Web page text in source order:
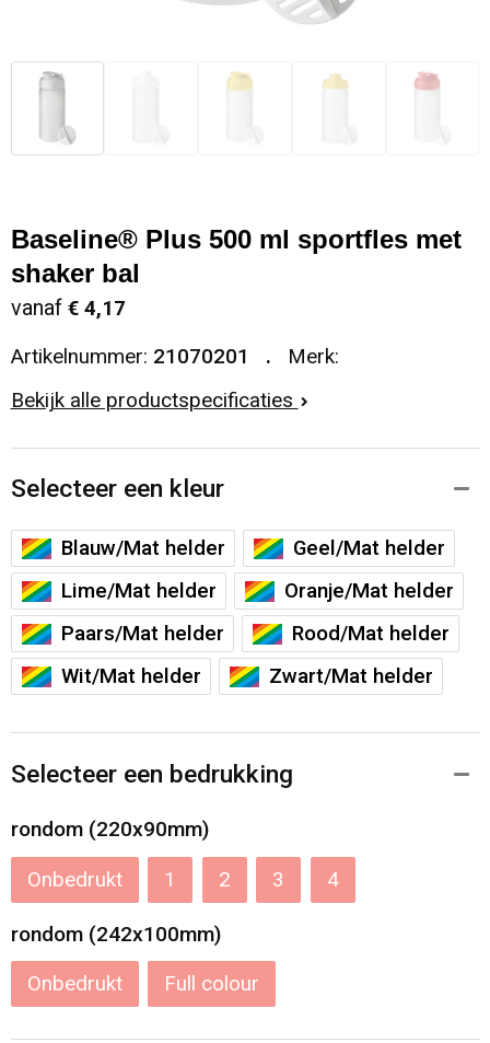
Baseline® Plus 500 ml sportfles met
shaker bal
vanaf € 4,17
Artikelnummer: 21070201
Merk:
Bekijk alle productspecificaties
Selecteer een kleur
Blauw/Mat helder
Geel/Mat helder
Lime/Mat helder
Oranje/Mat helder
Paars/Mat helder
Rood/Mat helder
Wit/Mat helder
Zwart/Mat helder
Selecteer een bedrukking
rondom (220x90mm)
Onbedrukt 1 2 3 4
rondom (242x100mm)
Onbedrukt Full colour